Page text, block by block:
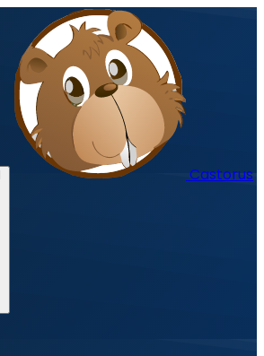
Castorus